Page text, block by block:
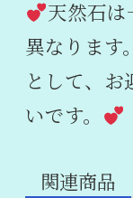
天然石
異なります
として、お
いです。
関連商品